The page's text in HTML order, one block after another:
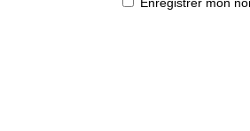
Enregistrer mon